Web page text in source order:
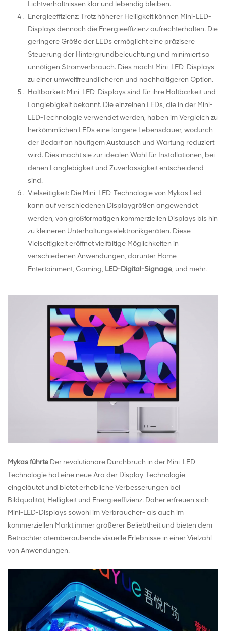
Lichtverhältnissen klar und lebendig bleiben.
Energieeffizienz: Trotz höherer Helligkeit können Mini-LED-
Displays dennoch die Energieeffizienz aufrechterhalten. Die
geringere Größe der LEDs ermöglicht eine präzisere
Steuerung der Hintergrundbeleuchtung und minimiert so
unnötigen Stromverbrauch. Dies macht Mini-LED-Displays
zu einer umweltfreundlicheren und nachhaltigeren Option.
Haltbarkeit: Mini-LED-Displays sind für ihre Haltbarkeit und
Langlebigkeit bekannt. Die einzelnen LEDs, die in der Mini-
LED-Technologie verwendet werden, haben im Vergleich zu
herkömmlichen LEDs eine längere Lebensdauer, wodurch
der Bedarf an häufigem Austausch und Wartung reduziert
wird. Dies macht sie zur idealen Wahl für Installationen, bei
denen Langlebigkeit und Zuverlässigkeit entscheidend
sind.
Vielseitigkeit: Die Mini-LED-Technologie von Mykas Led
kann auf verschiedenen Displaygrößen angewendet
werden, von großformatigen kommerziellen Displays bis hin
zu kleineren Unterhaltungselektronikgeräten. Diese
Vielseitigkeit eröffnet vielfältige Möglichkeiten in
verschiedenen Anwendungen, darunter Home
Entertainment, Gaming, LED-Digital-Signage, und mehr.
Mykas führte Der revolutionäre Durchbruch in der Mini-LED-
Technologie hat eine neue Ära der Display-Technologie
eingeläutet und bietet erhebliche Verbesserungen bei
Bildqualität, Helligkeit und Energieeffizienz. Daher erfreuen sich
Mini-LED-Displays sowohl im Verbraucher- als auch im
kommerziellen Markt immer größerer Beliebtheit und bieten dem
Betrachter atemberaubende visuelle Erlebnisse in einer Vielzahl
von Anwendungen.